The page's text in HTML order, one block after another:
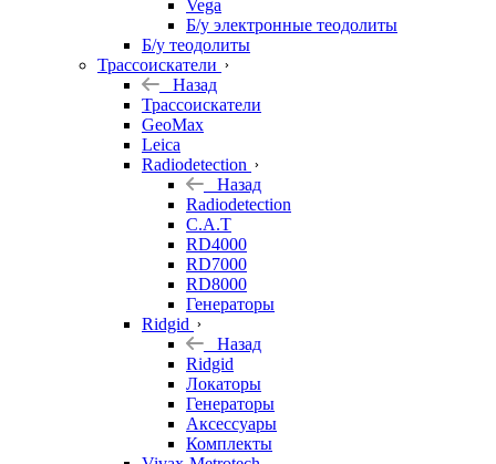
Vega
Б/у электронные теодолиты
Б/у теодолиты
Трассоискатели
Назад
Трассоискатели
GeoMax
Leica
Radiodetection
Назад
Radiodetection
C.A.T
RD4000
RD7000
RD8000
Генераторы
Ridgid
Назад
Ridgid
Локаторы
Генераторы
Аксессуары
Комплекты